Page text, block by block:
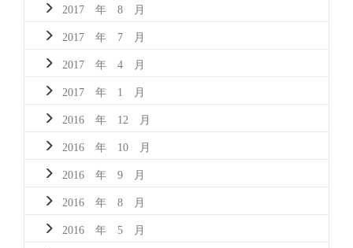
2017 年 8 月
2017 年 7 月
2017 年 4 月
2017 年 1 月
2016 年 12 月
2016 年 10 月
2016 年 9 月
2016 年 8 月
2016 年 5 月